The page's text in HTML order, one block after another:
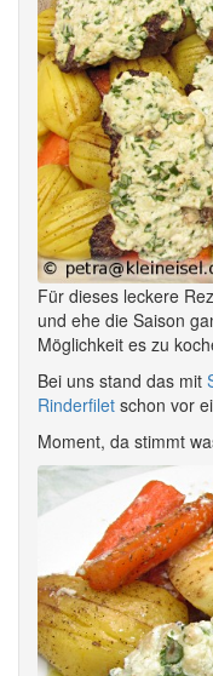
Für dieses leckere
und ehe die Saison
Möglichkeit es zu
Bei uns stand das mit
Rinderfilet schon vor
Moment, da stimmt